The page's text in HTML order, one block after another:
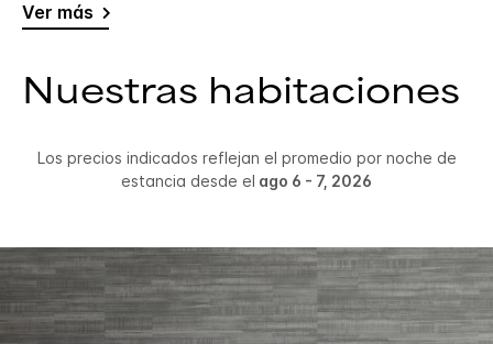
Ver más
Nuestras habitaciones
Los precios indicados reflejan el promedio por noche de
estancia desde el ago 6 - 7, 2026